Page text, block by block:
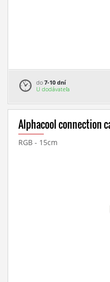
do 7-10 dní
U dodávateľa
Alphacool connection
RGB - 15cm